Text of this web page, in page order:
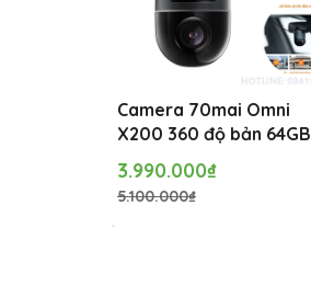
Camera 70mai Omni
X200 360 độ bản 64GB
3.990.000₫
5.100.000₫